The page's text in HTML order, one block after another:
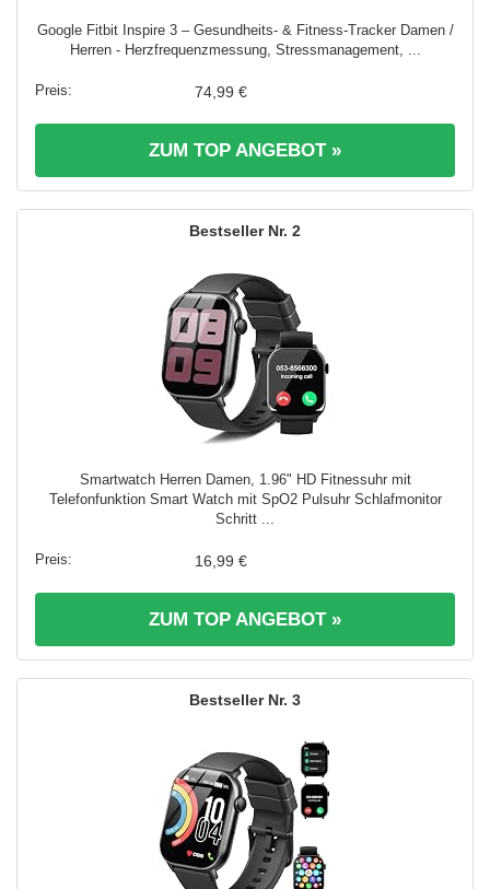
Google Fitbit Inspire 3 – Gesundheits- & Fitness-Tracker Damen /
Herren - Herzfrequenzmessung, Stressmanagement, ...
74,99 €
ZUM TOP ANGEBOT »
2
Smartwatch Herren Damen, 1.96" HD Fitnessuhr mit
Telefonfunktion Smart Watch mit SpO2 Pulsuhr Schlafmonitor
Schritt ...
16,99 €
ZUM TOP ANGEBOT »
3